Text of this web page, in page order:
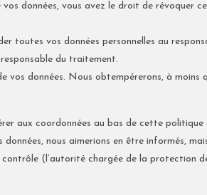
données, vous avez le droit de révoquer
toutes vos données personnelles au
du traitement.
données. Nous obtempérerons, à moins
aux coordonnées au bas de cette politique
nous aimerions en être informés,
(l’autorité chargée de la protection